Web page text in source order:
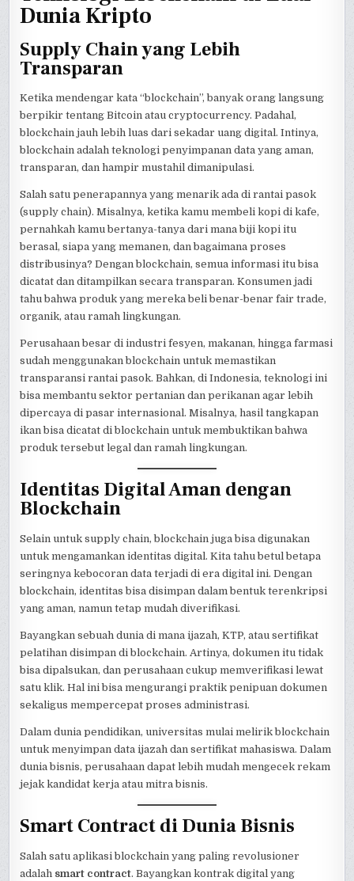
Dunia Kripto
Supply Chain yang Lebih
Transparan
Ketika mendengar kata “blockchain”, banyak orang langsung
berpikir tentang Bitcoin atau cryptocurrency. Padahal,
blockchain jauh lebih luas dari sekadar uang digital. Intinya,
blockchain adalah teknologi penyimpanan data yang aman,
transparan, dan hampir mustahil dimanipulasi.
Salah satu penerapannya yang menarik ada di rantai pasok
(supply chain). Misalnya, ketika kamu membeli kopi di kafe,
pernahkah kamu bertanya-tanya dari mana biji kopi itu
berasal, siapa yang memanen, dan bagaimana proses
distribusinya? Dengan blockchain, semua informasi itu bisa
dicatat dan ditampilkan secara transparan. Konsumen jadi
tahu bahwa produk yang mereka beli benar-benar fair trade,
organik, atau ramah lingkungan.
Perusahaan besar di industri fesyen, makanan, hingga farmasi
sudah menggunakan blockchain untuk memastikan
transparansi rantai pasok. Bahkan, di Indonesia, teknologi ini
bisa membantu sektor pertanian dan perikanan agar lebih
dipercaya di pasar internasional. Misalnya, hasil tangkapan
ikan bisa dicatat di blockchain untuk membuktikan bahwa
produk tersebut legal dan ramah lingkungan.
Identitas Digital Aman dengan
Blockchain
Selain untuk supply chain, blockchain juga bisa digunakan
untuk mengamankan identitas digital. Kita tahu betul betapa
seringnya kebocoran data terjadi di era digital ini. Dengan
blockchain, identitas bisa disimpan dalam bentuk terenkripsi
yang aman, namun tetap mudah diverifikasi.
Bayangkan sebuah dunia di mana ijazah, KTP, atau sertifikat
pelatihan disimpan di blockchain. Artinya, dokumen itu tidak
bisa dipalsukan, dan perusahaan cukup memverifikasi lewat
satu klik. Hal ini bisa mengurangi praktik penipuan dokumen
sekaligus mempercepat proses administrasi.
Dalam dunia pendidikan, universitas mulai melirik blockchain
untuk menyimpan data ijazah dan sertifikat mahasiswa. Dalam
dunia bisnis, perusahaan dapat lebih mudah mengecek rekam
jejak kandidat kerja atau mitra bisnis.
Smart Contract di Dunia Bisnis
Salah satu aplikasi blockchain yang paling revolusioner
adalah smart contract. Bayangkan kontrak digital yang